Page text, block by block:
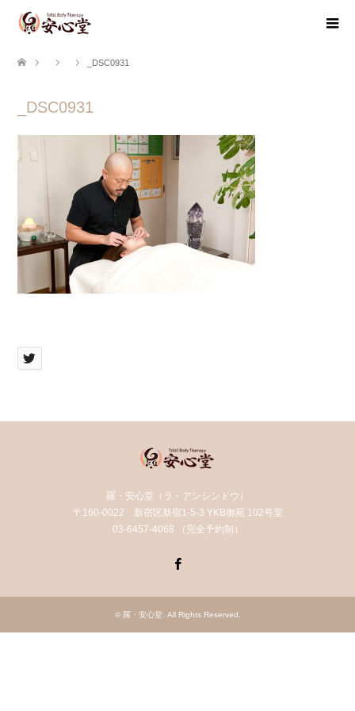
_DSC0931
_DSC0931
羅・安心堂（ラ・アンシンドウ）
〒160-0022 新宿区新宿1-5-3 YKB御苑 102号室
03-6457-4068 （完全予約制）
© 羅・安心堂. All Rights Reserved.